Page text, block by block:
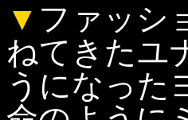
▼ ファッシ
ねてきたユ
うになった